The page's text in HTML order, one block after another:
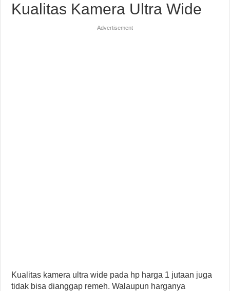
Kualitas Kamera Ultra Wide
Advertisement
Kualitas kamera ultra wide pada hp harga 1 jutaan juga
tidak bisa dianggap remeh. Walaupun harganya